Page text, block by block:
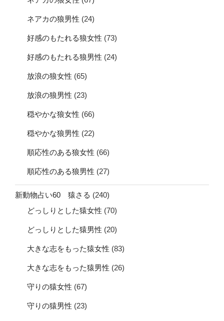
ネアカの狼男性 (24)
好感のもたれる狼女性 (73)
好感のもたれる狼男性 (24)
放浪の狼女性 (65)
放浪の狼男性 (23)
穏やかな狼女性 (66)
穏やかな狼男性 (22)
順応性のある狼女性 (66)
順応性のある狼男性 (27)
新動物占い60 猿さる (240)
どっしりとした猿女性 (70)
どっしりとした猿男性 (20)
大きな志をもった猿女性 (83)
大きな志をもった猿男性 (26)
守りの猿女性 (67)
守りの猿男性 (23)